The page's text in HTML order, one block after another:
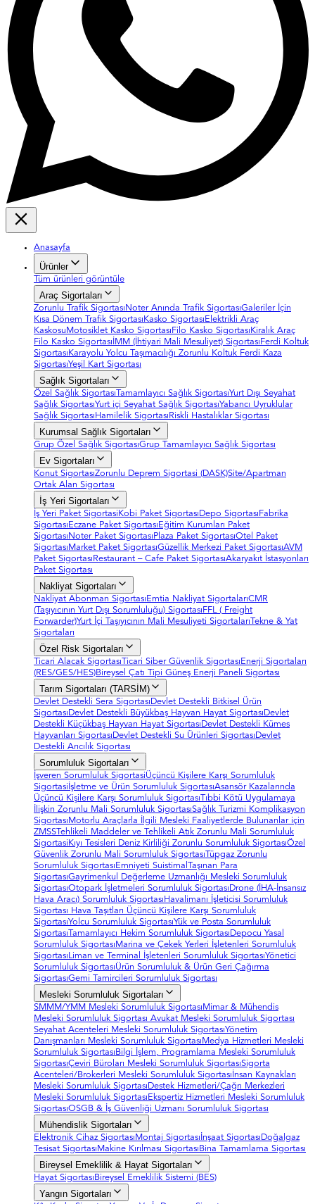
Anasayfa
Ürünler
Tüm ürünleri görüntüle
Araç Sigortaları
Zorunlu Trafik Sigortası Noter Anında Trafik SigortasıGaleriler İçin
Kısa Dönem Trafik Sigortası Kasko Sigortası Elektrikli Araç
Kaskosu Motosiklet Kasko Sigortası Filo Kasko Sigortası Kiralık Araç
Filo Kasko Sigortası İMM (İhtiyari Mali Mesuliyet) Sigortası Ferdi Koltuk
Sigortası Karayolu Yolcu Taşımacılığı Zorunlu Koltuk Ferdi Kaza
SigortasıYeşil Kart Sigortası
Sağlık Sigortaları
Özel Sağlık SigortasıTamamlayıcı Sağlık SigortasıYurt Dışı Seyahat
Sağlık SigortasıYurt içi Seyahat Sağlık SigortasıYabancı Uyruklular
Sağlık Sigortası Hamilelik Sigortası Riskli Hastalıklar Sigortası
Kurumsal Sağlık Sigortaları
Grup Özel Sağlık SigortasıGrup Tamamlayıcı Sağlık Sigortası
Ev Sigortaları
Konut SigortasıZorunlu Deprem Sigortasi (DASK)Site/Apartman
Ortak Alan Sigortası
İş Yeri Sigortaları
İş Yeri Paket Sigortasi Kobi Paket Sigortası Depo Sigortası Fabrika
Sigortası Eczane Paket Sigortası Eğitim Kurumları Paket
Sigortası Noter Paket Sigortası Plaza Paket SigortasıOtel Paket
Sigortası Market Paket SigortasıGüzellik Merkezi Paket SigortasıAVM
Paket Sigortası Restaurant – Cafe Paket SigortasıAkaryakıt İstasyonları
Paket Sigortası
Nakliyat Sigortaları
Nakliyat Abonman Sigortası Emtia Nakliyat SigortalarıCMR
(Taşıyıcının Yurt Dışı Sorumluluğu) Sigortası FFL ( Freight
Forwarder)Yurt İçi Taşıyıcının Mali Mesuliyeti SigortalarıTekne & Yat
Sigortaları
Özel Risk Sigortaları
Ticari Alacak SigortasıTicari Siber Güvenlik Sigortası Enerji Sigortaları
(RES/GES/HES)Bireysel Çatı Tipi Güneş Enerji Paneli Sigortası
Tarım Sigortaları (TARSİM)
Devlet Destekli Sera Sigortası Devlet Destekli Bitkisel Ürün
Sigortası Devlet Destekli Büyükbaş Hayvan Hayat Sigortası Devlet
Destekli Küçükbaş Hayvan Hayat Sigortası Devlet Destekli Kümes
Hayvanları Sigortası Devlet Destekli Su Ürünleri Sigortası Devlet
Destekli Arıcılık Sigortası
Sorumluluk Sigortaları
İşveren Sorumluluk SigortasiÜçüncü Kişilere Karşı Sorumluluk
Sigortasi İşletme ve Ürün Sorumluluk SigortasıAsansör Kazalarında
Üçüncü Kişilere Karşı Sorumluluk SigortasıTıbbi Kötü Uygulamaya
İlişkin Zorunlu Mali Sorumluluk SigortasıSağlık Turizmi Komplikasyon
Sigortası Motorlu Araçlarla İlgili Mesleki Faaliyetlerde Bulunanlar için
ZMSSTehlikeli Maddeler ve Tehlikeli Atık Zorunlu Mali Sorumluluk
Sigortasi Kıyı Tesisleri Deniz Kirliliği Zorunlu Sorumluluk SigortasıÖzel
Güvenlik Zorunlu Mali Sorumluluk SigortasıTüpgaz Zorunlu
Sorumluluk Sigortası Emniyeti Suistimal Taşınan Para
SigortasıGayrimenkul Değerleme Uzmanlığı Mesleki Sorumluluk
SigortasıOtopark İşletmeleri Sorumluluk Sigortası Drone (İHA-İnsansız
Hava Aracı) Sorumluluk Sigortası Havalimanı İşleticisi Sorumluluk
Sigortası Hava Taşıtları Üçüncü Kişilere Karşı Sorumluluk
SigortasıYolcu Sorumluluk SigortasıYük ve Posta Sorumluluk
SigortasıTamamlayıcı Hekim Sorumluluk Sigortası Depocu Yasal
Sorumluluk Sigortası Marina ve Çekek Yerleri İşletenleri Sorumluluk
Sigortası Liman ve Terminal İşletenleri Sorumluluk SigortasıYönetici
Sorumluluk SigortasıÜrün Sorumluluk & Ürün Geri Çağırma
SigortasıGemi Tamircileri Sorumluluk Sigortası
Mesleki Sorumluluk Sigortaları
SMMM/YMM Mesleki Sorumluluk Sigortası Mimar & Mühendis
Mesleki Sorumluluk Sigortası Avukat Mesleki Sorumluluk Sigortası
Seyahat Acenteleri Mesleki Sorumluluk SigortasıYönetim
Danışmanları Mesleki Sorumluluk Sigortası Medya Hizmetleri Mesleki
Sorumluluk Sigortası Bilgi İşlem, Programlama Mesleki Sorumluluk
SigortasıÇeviri Büroları Mesleki Sorumluluk SigortasıSigorta
Acenteleri/Brokerleri Mesleki Sorumluluk Sigortası İnsan Kaynakları
Mesleki Sorumluluk Sigortası Destek Hizmetleri/Çağrı Merkezleri
Mesleki Sorumluluk Sigortası Ekspertiz Hizmetleri Mesleki Sorumluluk
SigortasıOSGB & İş Güvenliği Uzmanı Sorumluluk Sigortası
Mühendislik Sigortaları
Elektronik Cihaz Sigortası Montaj Sigortası İnşaat Sigortası Doğalgaz
Tesisat Sigortası Makine Kırılması Sigortası Bina Tamamlama Sigortası
Bireysel Emeklilik & Hayat Sigortaları
Hayat Sigortası Bireysel Emeklilik Sistemi (BES)
Yangın Sigortaları